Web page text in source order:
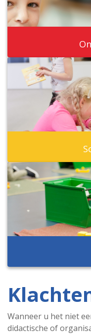
Wanneer u het niet
didactische of